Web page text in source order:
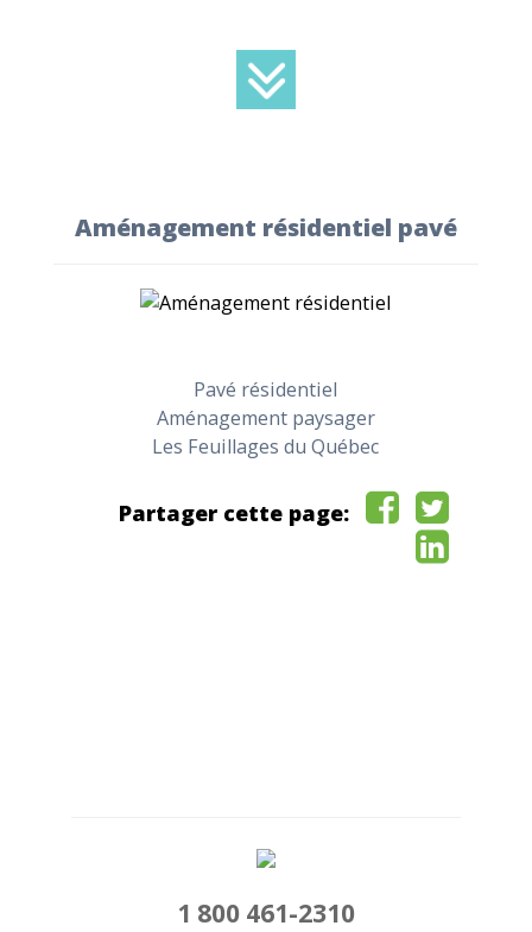
Aménagement résidentiel pavé
Pavé résidentiel
Aménagement paysager
Les Feuillages du Québec
Partager cette page:
1 800 461-2310